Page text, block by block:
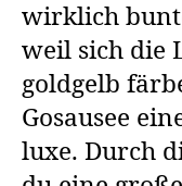
wirklich
weil sich die
goldgelb
Gosausee
luxe. Durch